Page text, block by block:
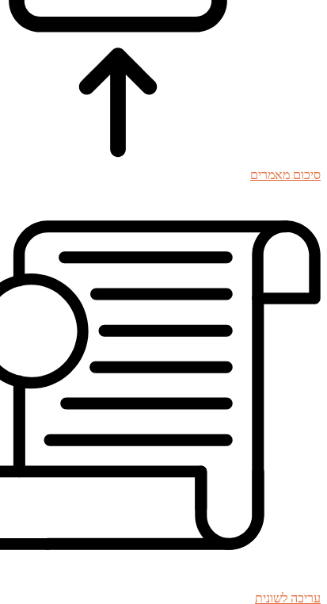
סיכום מאמרים
עריכה לשונית